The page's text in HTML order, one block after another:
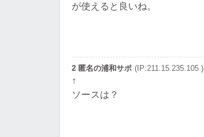
が使えると良いね。
2 匿名の浦和サポ (IP:211.15.235.105 )
↑
ソースは？